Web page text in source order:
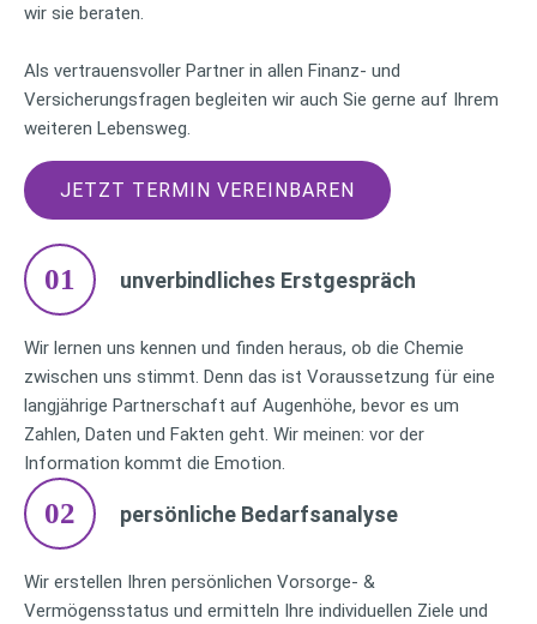
wir sie beraten.
Als vertrauensvoller Partner in allen Finanz- und
Versicherungsfragen begleiten wir auch Sie gerne auf Ihrem
weiteren Lebensweg.
JETZT TERMIN VEREINBAREN
01 unverbindliches Erstgespräch
Wir lernen uns kennen und finden heraus, ob die Chemie
zwischen uns stimmt. Denn das ist Voraussetzung für eine
langjährige Partnerschaft auf Augenhöhe, bevor es um
Zahlen, Daten und Fakten geht. Wir meinen: vor der
Information kommt die Emotion.
02 persönliche Bedarfsanalyse
Wir erstellen Ihren persönlichen Vorsorge- &
Vermögensstatus und ermitteln Ihre individuellen Ziele und